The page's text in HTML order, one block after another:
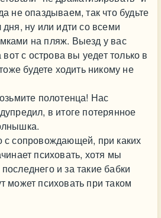
не опаздываем, так что будьте
дня, ну или идти со всеми
на пляж. Выезд у вас
с острова вы уедет только в
будете ходить никому не
полотенца! Нас
в итоге потерянное
с сопровождающей, при каких
психовать, хотя мы
и за такие бабки
может психовать при таком